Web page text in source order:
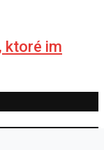
ktoré im